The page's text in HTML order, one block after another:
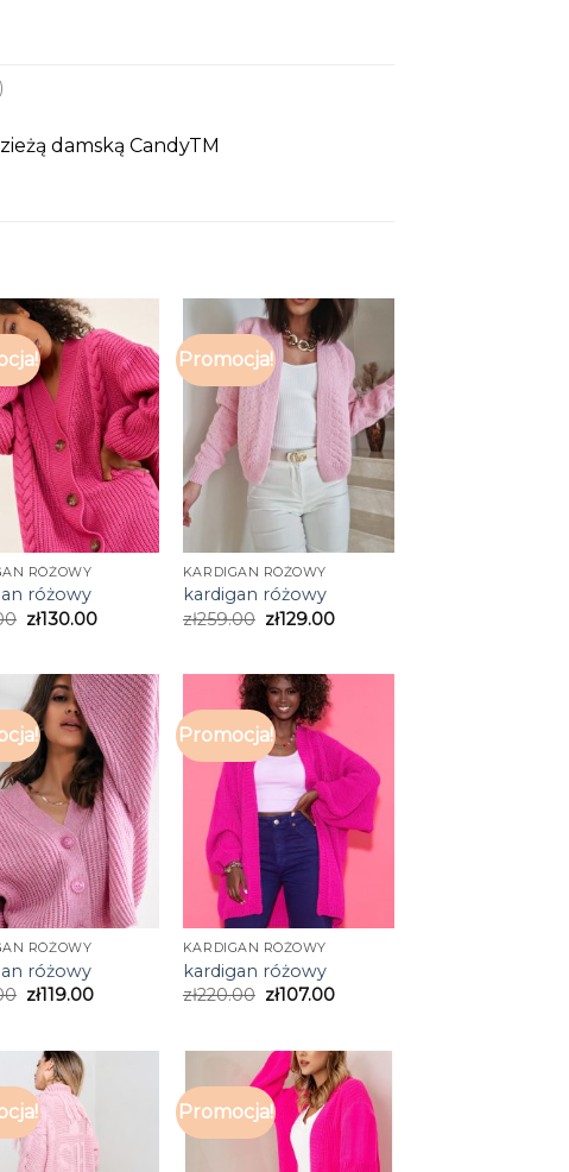
damską CandyTM
RÓŻOWY
różowy
zł130.00
Promocja!
KARDIGAN RÓŻOWY
kardigan różowy
zł259.00 zł129.00
RÓŻOWY
różowy
zł119.00
Promocja!
KARDIGAN RÓŻOWY
kardigan różowy
zł220.00 zł107.00
Promocja!